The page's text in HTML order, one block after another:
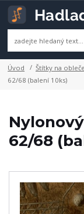
Úvod Štítky na
62/68 (balení 10ks)
62/68